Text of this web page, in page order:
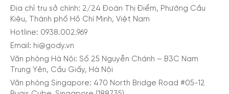
Địa chỉ trụ sở chính: 2/24 Đoàn Thị Điểm, Phường Cầu
Kiệu, Thành phố Hồ Chí Minh, Việt Nam
Hotline: 0938.002.969
Email: hi@gody.vn
Văn phòng Hà Nội: Số 25 Nguyễn Chánh – B3C Nam
Trung Yên, Cầu Giấy, Hà Nội
Văn phòng Singapore: 470 North Bridge Road #05-12